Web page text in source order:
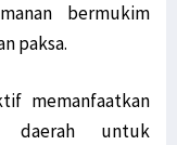
bermukim
paksa.
memanfaatkan
daerah untuk